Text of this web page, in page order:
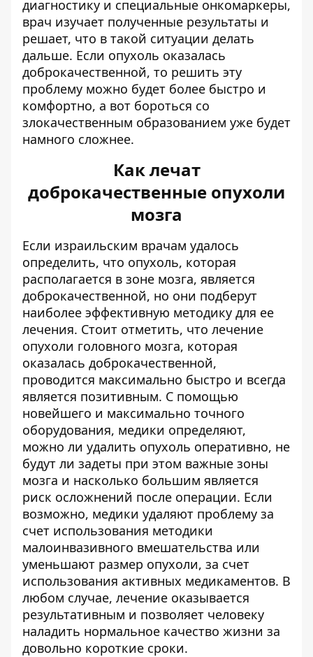
диагностику и специальные онкомаркеры,
врач изучает полученные результаты и
решает, что в такой ситуации делать
дальше. Если опухоль оказалась
доброкачественной, то решить эту
проблему можно будет более быстро и
комфортно, а вот бороться со
злокачественным образованием уже будет
намного сложнее.
Как лечат
доброкачественные опухоли
мозга
Если израильским врачам удалось
определить, что опухоль, которая
располагается в зоне мозга, является
доброкачественной, но они подберут
наиболее эффективную методику для ее
лечения. Стоит отметить, что лечение
опухоли головного мозга, которая
оказалась доброкачественной,
проводится максимально быстро и всегда
является позитивным. С помощью
новейшего и максимально точного
оборудования, медики определяют,
можно ли удалить опухоль оперативно, не
будут ли задеты при этом важные зоны
мозга и насколько большим является
риск осложнений после операции. Если
возможно, медики удаляют проблему за
счет использования методики
малоинвазивного вмешательства или
уменьшают размер опухоли, за счет
использования активных медикаментов. В
любом случае, лечение оказывается
результативным и позволяет человеку
наладить нормальное качество жизни за
довольно короткие сроки.